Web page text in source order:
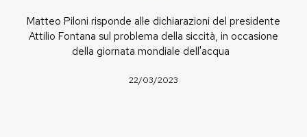
Matteo Piloni risponde alle dichiarazioni del presidente
Attilio Fontana sul problema della siccità, in occasione
della giornata mondiale dell'acqua
22/03/2023